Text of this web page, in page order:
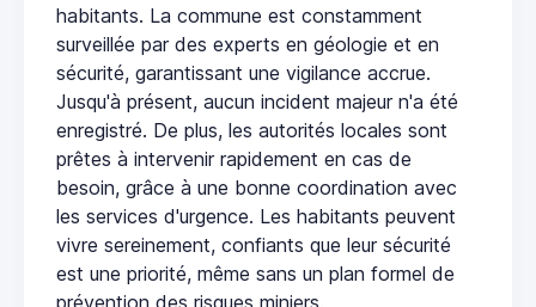
habitants. La commune est constamment
surveillée par des experts en géologie et en
sécurité, garantissant une vigilance accrue.
Jusqu'à présent, aucun incident majeur n'a été
enregistré. De plus, les autorités locales sont
prêtes à intervenir rapidement en cas de
besoin, grâce à une bonne coordination avec
les services d'urgence. Les habitants peuvent
vivre sereinement, confiants que leur sécurité
est une priorité, même sans un plan formel de
prévention des risques miniers.